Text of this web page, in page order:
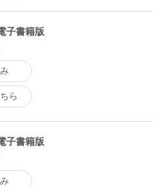
子書籍版
ら
子書籍版